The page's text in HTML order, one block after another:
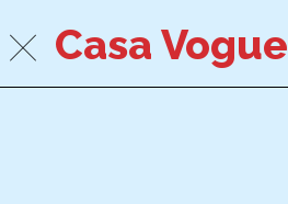
Casa Vogue